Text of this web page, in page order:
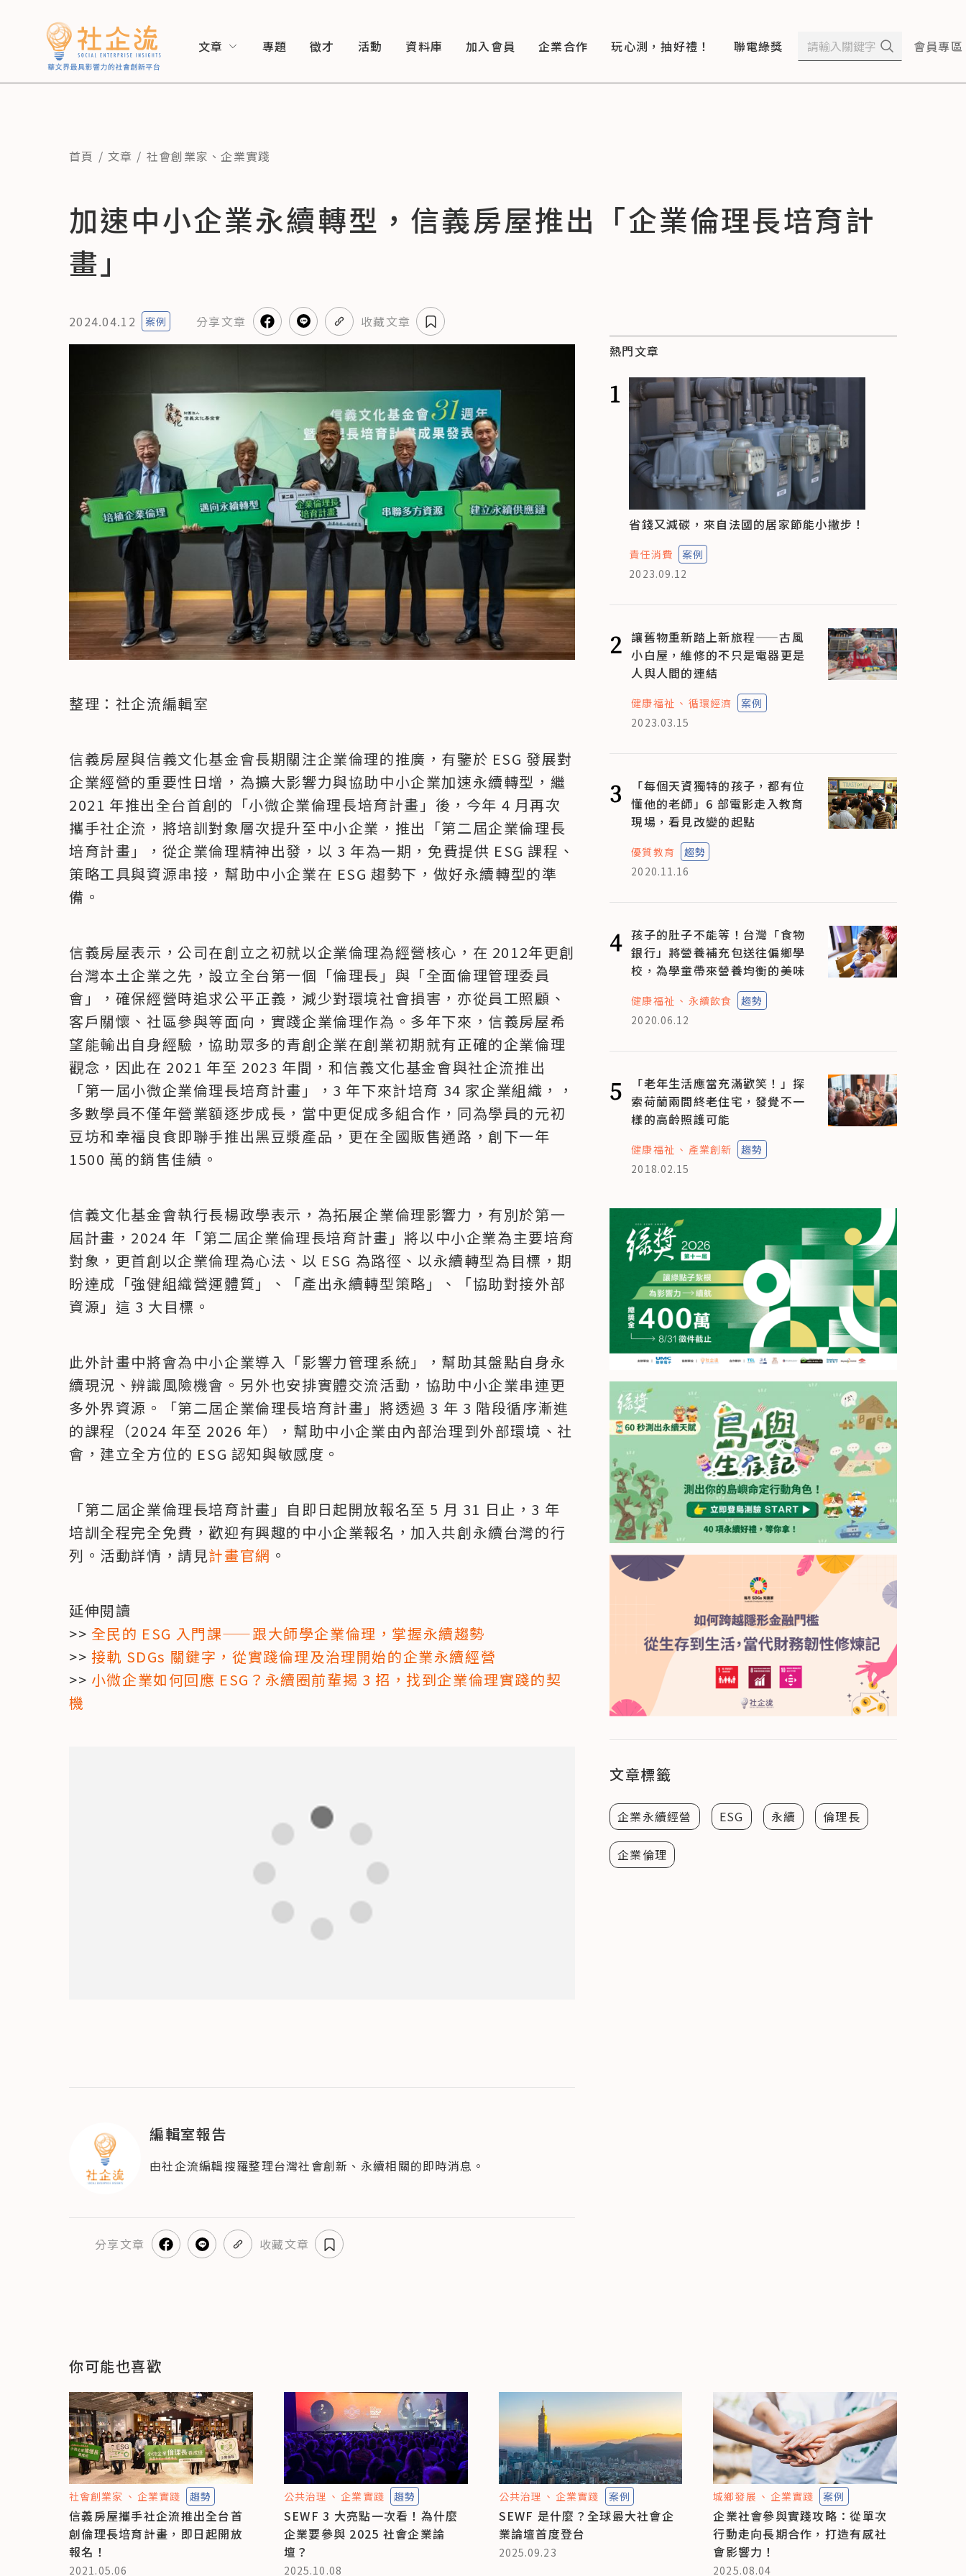
文章 專題 徵才 活動 資料庫 加入會員 企業合作 玩心測，抽好禮！ 聯電綠獎 會員專區
首頁 文章 社會創業家 、企業實踐
加速中小企業永續轉型，信義房屋推出「企業倫理長培育計
畫」
2024.04.12 案例 分享文章 收藏文章
整理：社企流編輯室
信義房屋與信義文化基金會長期關注企業倫理的推廣，有鑒於 ESG 發展對
企業經營的重要性日增，為擴大影響力與協助中小企業加速永續轉型，繼
2021 年推出全台首創的「小微企業倫理長培育計畫」後，今年 4 月再次
攜手社企流，將培訓對象層次提升至中小企業，推出「第二屆企業倫理長
培育計畫」，從企業倫理精神出發，以 3 年為一期，免費提供 ESG 課程、
策略工具與資源串接，幫助中小企業在 ESG 趨勢下，做好永續轉型的準
備。
信義房屋表示，公司在創立之初就以企業倫理為經營核心，在 2012年更創
台灣本土企業之先，設立全台第一個「倫理長」與「全面倫理管理委員
會」，確保經營時追求公平正義，減少對環境社會損害，亦從員工照顧、
客戶關懷、社區參與等面向，實踐企業倫理作為。多年下來，信義房屋希
望能輸出自身經驗，協助眾多的青創企業在創業初期就有正確的企業倫理
觀念，因此在 2021 年至 2023 年間，和信義文化基金會與社企流推出
「第一屆小微企業倫理長培育計畫」，3 年下來計培育 34 家企業組織，，
多數學員不僅年營業額逐步成長，當中更促成多組合作，同為學員的元初
豆坊和幸福良食即聯手推出黑豆漿產品，更在全國販售通路，創下一年
1500 萬的銷售佳績。
信義文化基金會執行長楊政學表示，為拓展企業倫理影響力，有別於第一
屆計畫，2024 年「第二屆企業倫理長培育計畫」將以中小企業為主要培育
對象，更首創以企業倫理為心法、以 ESG 為路徑、以永續轉型為目標，期
盼達成「強健組織營運體質」、「產出永續轉型策略」、「協助對接外部
資源」這 3 大目標。
此外計畫中將會為中小企業導入「影響力管理系統」，幫助其盤點自身永
續現況、辨識風險機會。另外也安排實體交流活動，協助中小企業串連更
多外界資源。「第二屆企業倫理長培育計畫」將透過 3 年 3 階段循序漸進
的課程（2024 年至 2026 年），幫助中小企業由內部治理到外部環境、社
會，建立全方位的 ESG 認知與敏感度。
「第二屆企業倫理長培育計畫」自即日起開放報名至 5 月 31 日止，3 年
培訓全程完全免費，歡迎有興趣的中小企業報名，加入共創永續台灣的行
列。活動詳情，請見計畫官網 。
延伸閱讀
>> 全民的 ESG 入門課——跟大師學企業倫理，掌握永續趨勢
>> 接軌 SDGs 關鍵字，從實踐倫理及治理開始的企業永續經營
>> 小微企業如何回應 ESG？永續圈前輩揭 3 招，找到企業倫理實踐的契
機
編輯室報告
由社企流編輯搜羅整理台灣社會創新、永續相關的即時消息。
分享文章 收藏文章
熱門文章
1
省錢又減碳，來自法國的居家節能小撇步！
責任消費
案例
2023.09.12
2 讓舊物重新踏上新旅程——古風
小白屋，維修的不只是電器更是
人與人間的連結
健康福祉 循環經濟
案例
2023.03.15
3
「每個天資獨特的孩子，都有位
懂他的老師」6 部電影走入教育
現場，看見改變的起點
優質教育
趨勢
2020.11.16
4 孩子的肚子不能等！台灣「食物
銀行」將營養補充包送往偏鄉學
校，為學童帶來營養均衡的美味
健康福祉 永續飲食
趨勢
2020.06.12
5
「老年生活應當充滿歡笑！」探
索荷蘭兩間終老住宅，發覺不一
樣的高齡照護可能
健康福祉 產業創新
趨勢
2018.02.15
文章標籤
企業永續經營 ESG 永續 倫理長
企業倫理
你可能也喜歡
社會創業家 企業實踐 趨勢
信義房屋攜手社企流推出全台首
創倫理長培育計畫，即日起開放
報名！
2021.05.06
公共治理 企業實踐 趨勢
SEWF 3 大亮點一次看！為什麼
企業要參與 2025 社會企業論
壇？
2025.10.08
公共治理 企業實踐 案例
SEWF 是什麼？全球最大社會企
業論壇首度登台
2025.09.23
城鄉發展 企業實踐 案例
企業社會參與實踐攻略：從單次
行動走向長期合作，打造有感社
會影響力！
2025.08.04